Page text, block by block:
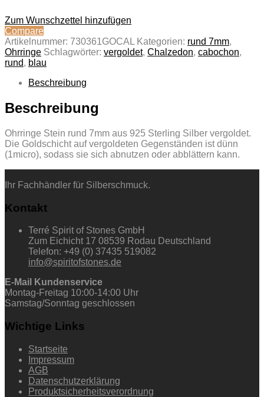
Zum Wunschzettel hinzufügen
Compare
Artikelnummer: 730361GOCAL Kategorien: rund 7mm,
Ohrringe Schlagwörter: vergoldet, Chalzedon, cabochon,
rund, blau
Beschreibung
Beschreibung
Ohrringe Stein rund 7mm aus 925 Sterling Silber vergoldet.
Die Goldschicht auf vergoldeten Gegenständen ist dünn
(1micro), sodass sie sich abnutzen oder abblättern kann.
Ihr Fachhändler für Silberschmuck.
Kontakt
Terré Spirit of Stones GmbH
Zum Eichicht 17 08539 Rodau Deutschland
Telefon: +49 (0) 37435 519082
info@spiritofstones.de
E-Mail Kundenservice
Montag-Freitag 10:00-14:00 Uhr
Samstag/Sonntag geschlossen
Wichtige Links
Startseite
Impressum
AGB
Datenschutzerklärung
Produktsicherheitsverordnung